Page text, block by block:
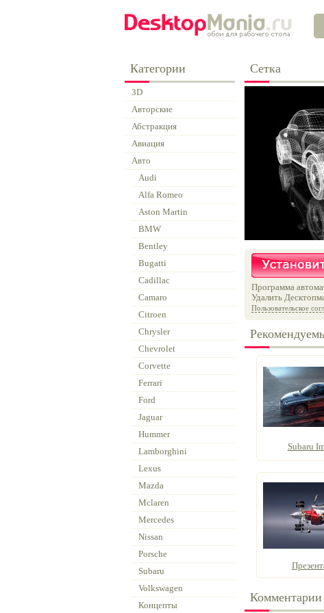
Категории
3D
Авторские
Абстракция
Авиация
Авто
Audi
Alfa Romeo
Aston Martin
BMW
Bentley
Bugatti
Cadillac
Camaro
Citroen
Chrysler
Chevrolet
Corvette
Ferrari
Ford
Jaguar
Hummer
Lamborghini
Lexus
Mazda
Mclaren
Mercedes
Nissan
Porsche
Subaru
Volkswagen
Концепты
Сетка
Программа
Удалить
Пользовательское
Subaru
Комментарии